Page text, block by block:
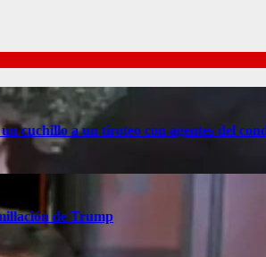
cuchillo a un tiroteo con agentes del
de Trump